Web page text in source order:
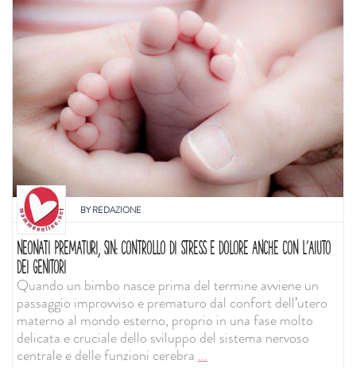
BYREDAZIONE
NEONATI PREMATURI, SIN: CONTROLLO DI STRESS E DOLORE ANCHE CON L'AIUTO
DEI GENITORI
Quando un bimbo nasce prima del termine avviene un
passaggio improvviso e prematuro dal confort dell’utero
materno al mondo esterno, proprio in una fase molto
delicata e cruciale dello sviluppo del sistema nervoso
centrale e delle funzioni cerebra...